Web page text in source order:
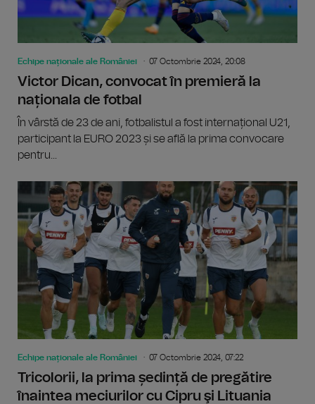
Echipe naționale ale României 07 Octombrie 2024, 20:08
Victor Dican, convocat în premieră la
naționala de fotbal
În vârstă de 23 de ani, fotbalistul a fost internațional U21,
participant la EURO 2023 și se află la prima convocare
pentru...
Echipe naționale ale României 07 Octombrie 2024, 07:22
Tricolorii, la prima ședință de pregătire
înaintea meciurilor cu Cipru şi Lituania